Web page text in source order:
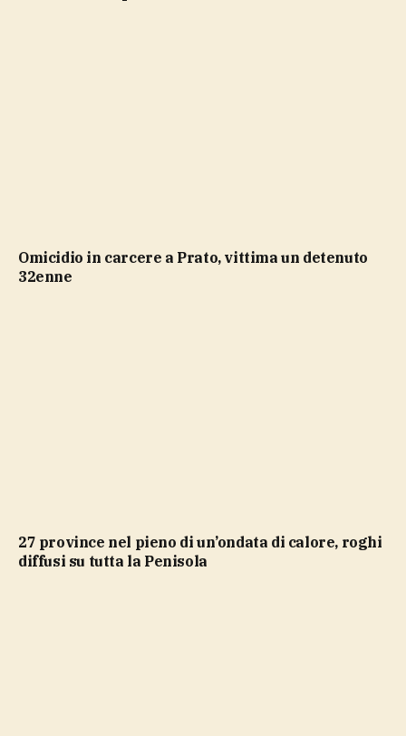
Omicidio in carcere a Prato, vittima un detenuto
32enne
27 province nel pieno di un’ondata di calore, roghi
diffusi su tutta la Penisola